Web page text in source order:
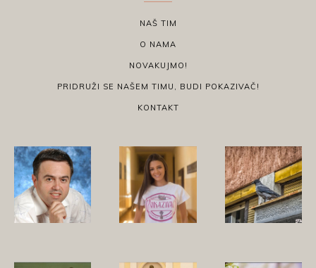
NAŠ TIM
O NAMA
NOVAKUJMO!
PRIDRUŽI SE NAŠEM TIMU, BUDI POKAZIVAČ!
KONTAKT